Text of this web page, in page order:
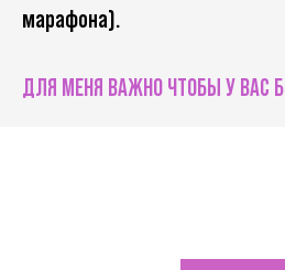
марафона).
ДЛЯ МЕНЯ ВАЖНО ЧТОБЫ У ВАС